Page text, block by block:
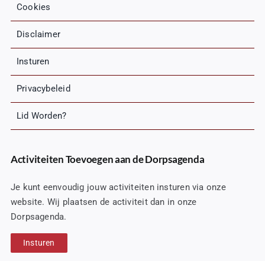
Cookies
Disclaimer
Insturen
Privacybeleid
Lid Worden?
Activiteiten Toevoegen aan de Dorpsagenda
Je kunt eenvoudig jouw activiteiten insturen via onze
website. Wij plaatsen de activiteit dan in onze
Dorpsagenda.
Insturen